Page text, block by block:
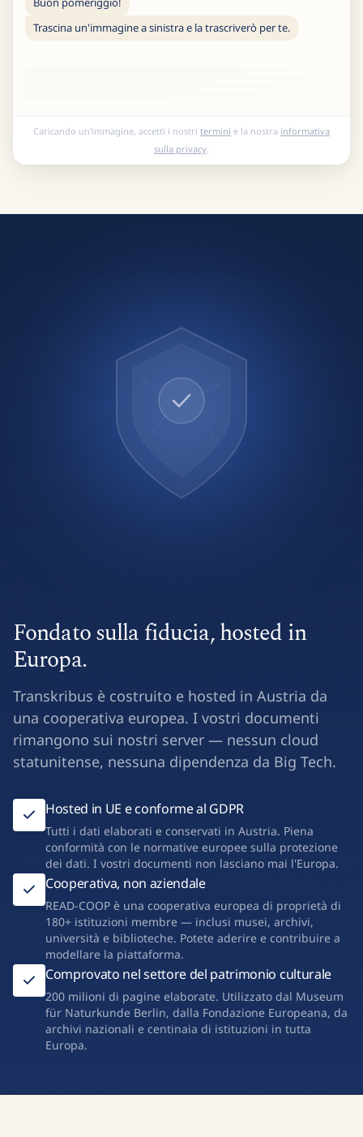
Trascina un'immagine a sinistra e la trascriverò per te.
Caricando un'immagine, accetti i nostri termini e la nostra informativa
sulla privacy.
Fondato sulla fiducia, hosted in
Europa.
Transkribus è costruito e hosted in Austria da
una cooperativa europea. I vostri documenti
rimangono sui nostri server — nessun cloud
statunitense, nessuna dipendenza da Big Tech.
Hosted in UE e conforme al GDPR
Tutti i dati elaborati e conservati in Austria. Piena
conformità con le normative europee sulla protezione
dei dati. I vostri documenti non lasciano mai l'Europa.
Cooperativa, non aziendale
READ-COOP è una cooperativa europea di proprietà di
180+ istituzioni membre — inclusi musei, archivi,
università e biblioteche. Potete aderire e contribuire a
modellare la piattaforma.
Comprovato nel settore del patrimonio culturale
200 milioni di pagine elaborate. Utilizzato dal Museum
für Naturkunde Berlin, dalla Fondazione Europeana, da
archivi nazionali e centinaia di istituzioni in tutta
Europa.